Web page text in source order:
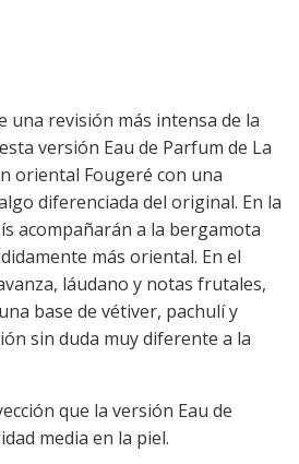
una revisión más intensa de la
versión Eau de Parfum de La
oriental Fougeré con una
diferenciada del original. En la
acompañarán a la bergamota
más oriental. En el
láudano y notas frutales,
base de vétiver, pachulí y
sin duda muy diferente a la
que la versión Eau de
media en la piel.